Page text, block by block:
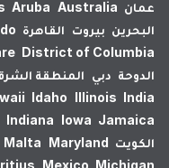
عمان
Aruba Australia
البحرين بيروت القاهرة
District of Columbia
الدوحة دبي المنطقة
Idaho Illinois India
Indiana Iowa Jamaica
الكويت
Malta Maryland